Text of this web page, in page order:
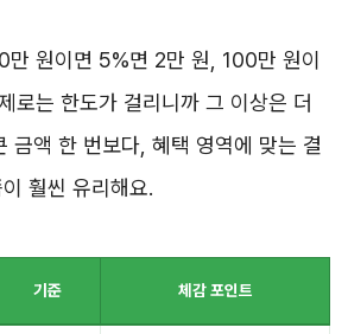
만 원이면 5%면 2만 원, 100만 원이
로는 한도가 걸리니까 그 이상은 더
금액 한 번보다, 혜택 영역에 맞는 결
훨씬 유리해요.
기준 체감 포인트